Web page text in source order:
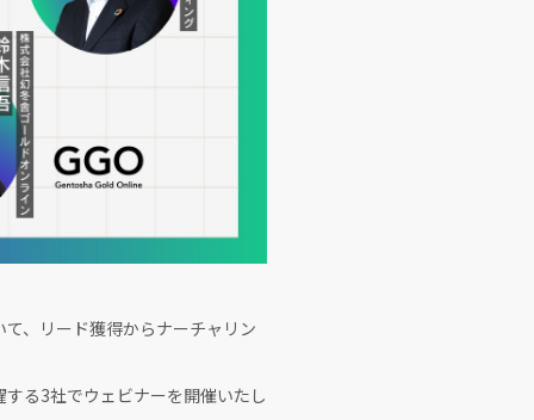
、リード獲得からナーチャリン
る3社でウェビナーを開催いたし